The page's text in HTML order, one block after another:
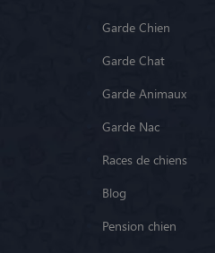
Garde Chien
Garde Chat
Garde Animaux
Garde Nac
Races de chiens
Blog
Pension chien